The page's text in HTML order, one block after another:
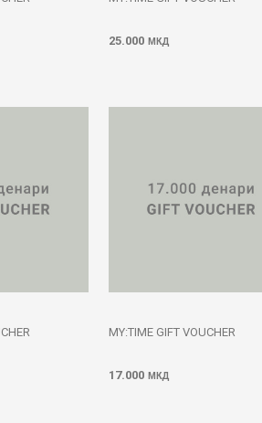
25.000 МКД
MY:TIME GIFT VOUCHER
17.000 МКД